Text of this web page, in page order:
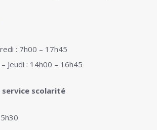
: 7h00 – 17h45
Jeudi : 14h00 – 16h45
service scolarité